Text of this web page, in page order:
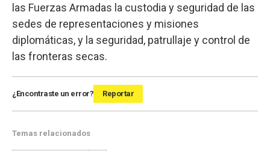
las Fuerzas Armadas la custodia y seguridad de las
sedes de representaciones y misiones
diplomáticas, y la seguridad, patrullaje y control de
las fronteras secas.
¿Encontraste un error? Reportar
Temas relacionados